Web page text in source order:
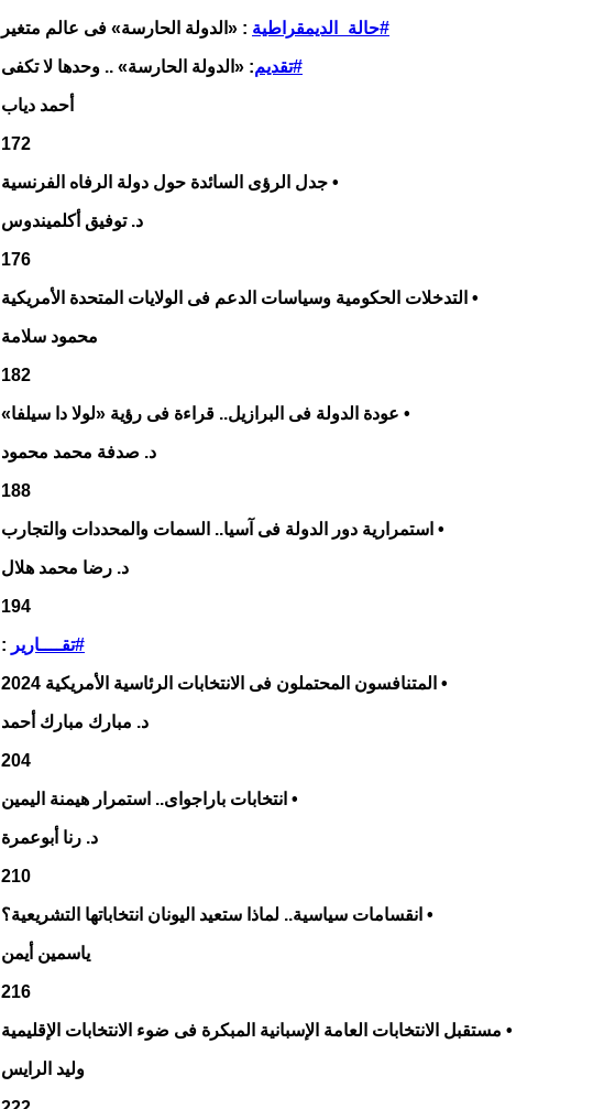
#حالة_الديمقراطية : «الدولة الحارسة» فى عالم متغير
#تقديم: «الدولة الحارسة» .. وحدها لا تكفى
أحمد دياب
172
• جدل الرؤى السائدة حول دولة الرفاه الفرنسية
د. توفيق أكلميندوس
176
• التدخلات الحكومية وسياسات الدعم فى الولايات المتحدة الأمريكية
محمود سلامة
182
• عودة الدولة فى البرازيل.. قراءة فى رؤية «لولا دا سيلفا»
د. صدفة محمد محمود
188
• استمرارية دور الدولة فى آسيا.. السمات والمحددات والتجارب
د. رضا محمد هلال
194
#تقــــارير :
• المتنافسون المحتملون فى الانتخابات الرئاسية الأمريكية 2024
د. مبارك مبارك أحمد
204
• انتخابات باراجواى.. استمرار هيمنة اليمين
د. رنا أبوعمرة
210
• انقسامات سياسية.. لماذا ستعيد اليونان انتخاباتها التشريعية؟
ياسمين أيمن
216
• مستقبل الانتخابات العامة الإسبانية المبكرة فى ضوء الانتخابات الإقليمية
وليد الرايس